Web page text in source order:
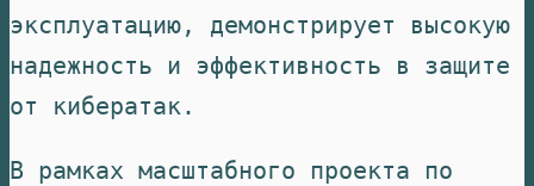
эксплуатацию, демонстрирует высокую
надежность и эффективность в защите
от кибератак.
В рамках масштабного проекта по